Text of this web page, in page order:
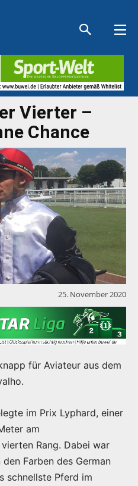
Vierter –
Chance
25. November 2020
für Aviateur aus dem
im Prix Lyphard, einer
am
Rang. Dabei war
Farben des German
schnellste Pferd im